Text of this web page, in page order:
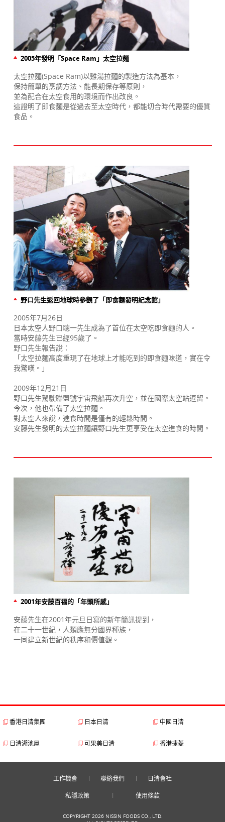
2005年發明「Space Ram」太空拉麵
太空拉麵(Space Ram)以雞湯拉麵的製造方法為基本，
保持簡單的烹調方法、能長期保存等原則，
並為配合在太空食用的環境而作出改良。
這證明了即食麵是從過去至太空時代，都能切合時代需要的優質
食品。
野口先生返回地球時參觀了「即食麵發明紀念館」
2005年7月26日
日本太空人野口聰一先生成為了首位在太空吃即食麵的人。
當時安藤先生已經95歲了。
野口先生報告說：
「太空拉麵高度重現了在地球上才能吃到的即食麵味道，實在令
我驚嘆。」
2009年12月21日
野口先生駕駛聯盟號宇宙飛船再次升空，並在國際太空站逗留。
今次，他也帶備了太空拉麵。
對太空人來說，進食時間是僅有的輕鬆時間。
安藤先生發明的太空拉麵讓野口先生更享受在太空進食的時間。
2001年安藤百福的「年頭所感」
安藤先生在2001年元旦日寫的新年簡訊提到，
在二十一世紀，人類應無分國界種族，
一同建立新世紀的秩序和價值觀。
香港日清集團 日本日清 中國日清
日清湖池屋 可果美日清 香港捷菱
工作機會 聯絡我們 日清會社
私隱政策 使用條款
COPYRIGHT 2026 NISSIN FOODS CO., LTD.